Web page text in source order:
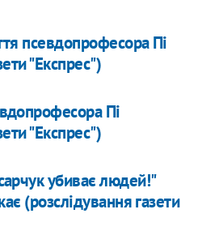
псевдопрофесора Пі
"Експрес")
Пі
"Експрес")
убиває людей!"
(розслідування газети